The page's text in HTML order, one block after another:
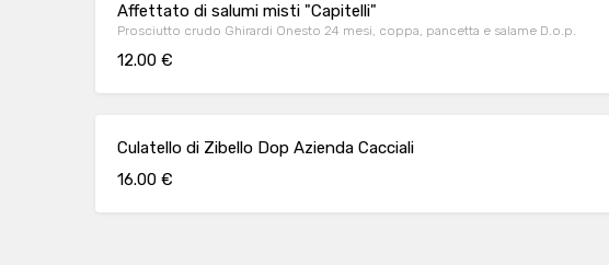
Affettato di salumi misti "Capitelli"
Prosciutto crudo Ghirardi Onesto 24 mesi, coppa, pancetta e salame D.o.p.
12.00 €
Culatello di Zibello Dop Azienda Cacciali
16.00 €